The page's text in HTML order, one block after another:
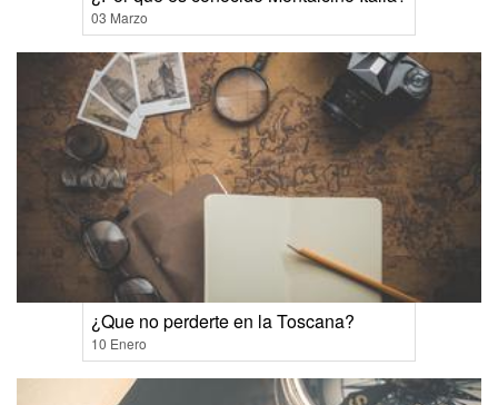
03 Marzo
¿Que no perderte en la Toscana?
10 Enero